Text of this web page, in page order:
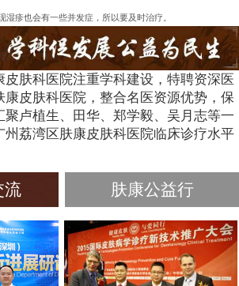
疹也会有一些并发症，所以要及时治疗。
皮肤科医院注重学科建设，特聘资深医
康皮肤科医院，整合名医资源优势，保
聚卢植生、田华、郑学毅、吴月志等一
州荔湾区肤康皮肤科医院临床诊疗水平
流 肤康公益行